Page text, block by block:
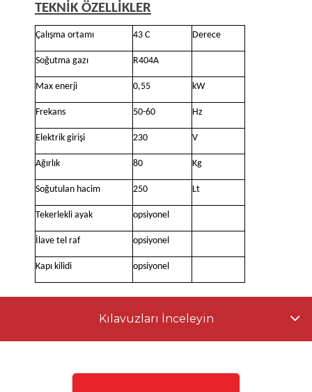
TEKNİK ÖZELLİKLER
Çalışma ortamı 43 C Derece
Soğutma gazı R404A
Max enerji 0,55 kW
Frekans 50-60 Hz
Elektrik girişi 230 V
Ağırlık 80 Kg
Soğutulan hacim 250 Lt
Tekerlekli ayak opsiyonel
İlave tel raf opsiyonel
Kapı kilidi opsiyonel
Kılavuzları İnceleyin